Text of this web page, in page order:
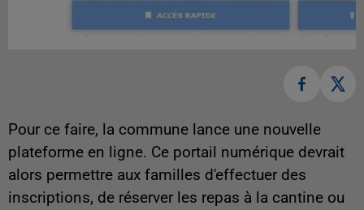
Pour ce faire, la commune lance une nouvelle
plateforme en ligne. Ce portail numérique devrait
alors permettre aux familles d'effectuer des
inscriptions, de réserver les repas à la cantine ou